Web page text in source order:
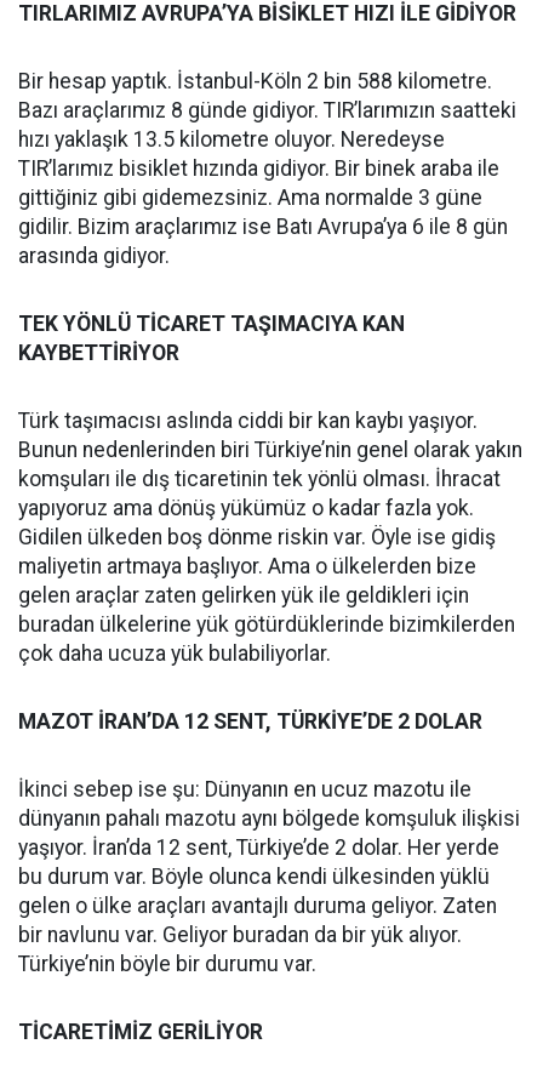
TIRLARIMIZ AVRUPA’YA BİSİKLET HIZI İLE GİDİYOR
Bir hesap yaptık. İstanbul-Köln 2 bin 588 kilometre.
Bazı araçlarımız 8 günde gidiyor. TIR’larımızın saatteki
hızı yaklaşık 13.5 kilometre oluyor. Neredeyse
TIR’larımız bisiklet hızında gidiyor. Bir binek araba ile
gittiğiniz gibi gidemezsiniz. Ama normalde 3 güne
gidilir. Bizim araçlarımız ise Batı Avrupa’ya 6 ile 8 gün
arasında gidiyor.
TEK YÖNLÜ TİCARET TAŞIMACIYA KAN
KAYBETTİRİYOR
Türk taşımacısı aslında ciddi bir kan kaybı yaşıyor.
Bunun nedenlerinden biri Türkiye’nin genel olarak yakın
komşuları ile dış ticaretinin tek yönlü olması. İhracat
yapıyoruz ama dönüş yükümüz o kadar fazla yok.
Gidilen ülkeden boş dönme riskin var. Öyle ise gidiş
maliyetin artmaya başlıyor. Ama o ülkelerden bize
gelen araçlar zaten gelirken yük ile geldikleri için
buradan ülkelerine yük götürdüklerinde bizimkilerden
çok daha ucuza yük bulabiliyorlar.
MAZOT İRAN’DA 12 SENT, TÜRKİYE’DE 2 DOLAR
İkinci sebep ise şu: Dünyanın en ucuz mazotu ile
dünyanın pahalı mazotu aynı bölgede komşuluk ilişkisi
yaşıyor. İran’da 12 sent, Türkiye’de 2 dolar. Her yerde
bu durum var. Böyle olunca kendi ülkesinden yüklü
gelen o ülke araçları avantajlı duruma geliyor. Zaten
bir navlunu var. Geliyor buradan da bir yük alıyor.
Türkiye’nin böyle bir durumu var.
TİCARETİMİZ GERİLİYOR